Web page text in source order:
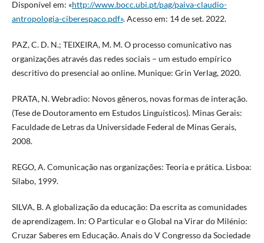
Disponível em: «http://www.bocc.ubi.pt/pag/paiva-claudio-
antropologia-ciberespaco.pdf». Acesso em: 14 de set. 2022.
PAZ, C. D. N.; TEIXEIRA, M. M. O processo comunicativo nas
organizações através das redes sociais – um estudo empírico
descritivo do presencial ao online. Munique: Grin Verlag, 2020.
PRATA, N. Webradio: Novos gêneros, novas formas de interação.
(Tese de Doutoramento em Estudos Linguísticos). Minas Gerais:
Faculdade de Letras da Universidade Federal de Minas Gerais,
2008.
REGO, A. Comunicação nas organizações: Teoria e prática. Lisboa:
Sílabo, 1999.
SILVA, B. A globalização da educação: Da escrita as comunidades
de aprendizagem. In: O Particular e o Global na Virar do Milénio:
Cruzar Saberes em Educação. Anais do V Congresso da Sociedade